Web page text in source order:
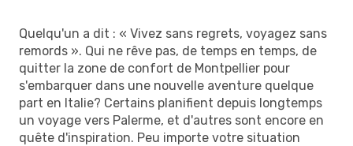
Quelqu'un a dit : « Vivez sans regrets, voyagez sans
remords ». Qui ne rêve pas, de temps en temps, de
quitter la zone de confort de Montpellier pour
s'embarquer dans une nouvelle aventure quelque
part en Italie? Certains planifient depuis longtemps
un voyage vers Palerme, et d'autres sont encore en
quête d'inspiration. Peu importe votre situation